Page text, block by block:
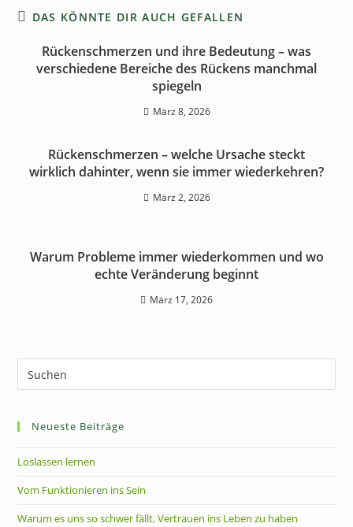
DAS KÖNNTE DIR AUCH GEFALLEN
Rückenschmerzen und ihre Bedeutung – was
verschiedene Bereiche des Rückens manchmal
spiegeln
März 8, 2026
Rückenschmerzen – welche Ursache steckt
wirklich dahinter, wenn sie immer wiederkehren?
März 2, 2026
Warum Probleme immer wiederkommen und wo
echte Veränderung beginnt
März 17, 2026
Neueste Beiträge
Loslassen lernen
Vom Funktionieren ins Sein
Warum es uns so schwer fällt, Vertrauen ins Leben zu haben